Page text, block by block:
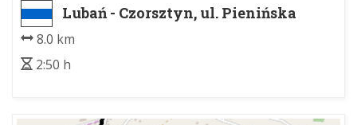
Lubań - Czorsztyn, ul. Pienińska
8.0 km
2:50 h